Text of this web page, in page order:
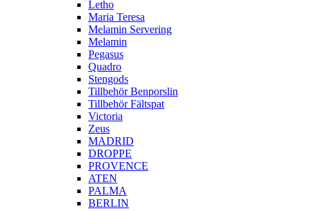
Letho
Maria Teresa
Melamin Servering
Melamin
Pegasus
Quadro
Stengods
Tillbehör Benporslin
Tillbehör Fältspat
Victoria
Zeus
MADRID
DROPPE
PROVENCE
ATEN
PALMA
BERLIN